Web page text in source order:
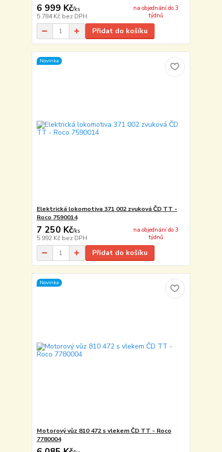
6 999 Kč/ks
5 784 Kč bez DPH
na objednání do 3
týdnů
Přidat do košíku
Novinka
Elektrická lokomotiva 371 002 zvuková ČD TT -
Roco 7590014
7 250 Kč/ks
5 992 Kč bez DPH
na objednání do 3
týdnů
Přidat do košíku
Novinka
Motorový vůz 810 472 s vlekem ČD TT - Roco
7780004